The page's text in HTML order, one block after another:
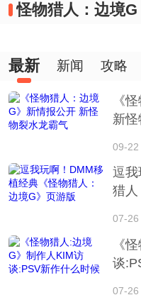
怪物猎人：边境G
最新 新闻 攻略
《
新
09-22
逗
猎人
07-26
《
谈
07-26